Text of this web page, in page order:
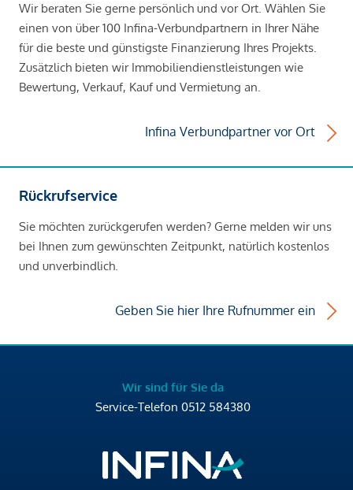
Wir beraten Sie gerne persönlich und vor Ort. Wählen Sie
einen von über 100 Infina-Verbundpartnern in Ihrer Nähe
für die beste und günstigste Finanzierung Ihres Projekts.
Zusätzlich bieten wir Immobiliendienstleistungen wie
Bewertung, Verkauf, Kauf und Vermietung an.
Infina Verbundpartner vor Ort
Rückrufservice
Sie möchten zurückgerufen werden? Gerne melden wir uns
bei Ihnen zum gewünschten Zeitpunkt, natürlich kostenlos
und unverbindlich.
Geben Sie hier Ihre Rufnummer ein
Wir sind für Sie da
Service-Telefon 0512 584380